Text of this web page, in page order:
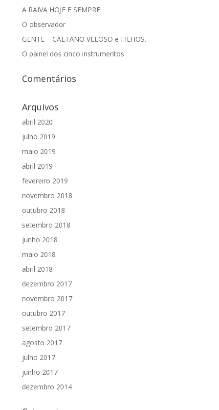
A RAIVA HOJE E SEMPRE.
O observador
GENTE – CAETANO VELOSO e FILHOS.
O painel dos cinco instrumentos
Comentários
Arquivos
abril 2020
julho 2019
maio 2019
abril 2019
fevereiro 2019
novembro 2018
outubro 2018
setembro 2018
junho 2018
maio 2018
abril 2018
dezembro 2017
novembro 2017
outubro 2017
setembro 2017
agosto 2017
julho 2017
junho 2017
dezembro 2014